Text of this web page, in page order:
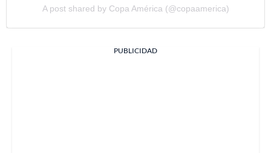
A post shared by Copa América (@copaamerica)
PUBLICIDAD